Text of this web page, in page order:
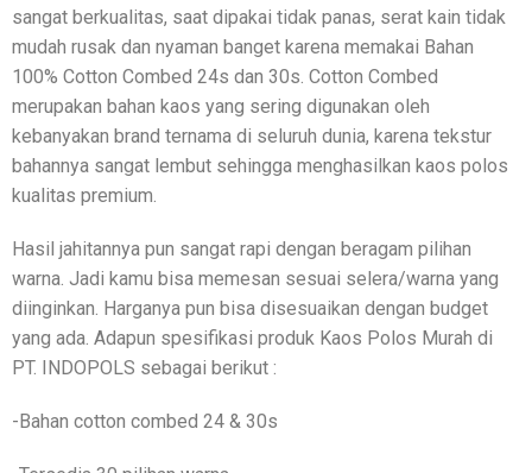
sangat berkualitas, saat dipakai tidak panas, serat kain tidak
mudah rusak dan nyaman banget karena memakai Bahan
100% Cotton Combed 24s dan 30s. Cotton Combed
merupakan bahan kaos yang sering digunakan oleh
kebanyakan brand ternama di seluruh dunia, karena tekstur
bahannya sangat lembut sehingga menghasilkan kaos polos
kualitas premium.
Hasil jahitannya pun sangat rapi dengan beragam pilihan
warna. Jadi kamu bisa memesan sesuai selera/warna yang
diinginkan. Harganya pun bisa disesuaikan dengan budget
yang ada. Adapun spesifikasi produk Kaos Polos Murah di
PT. INDOPOLS sebagai berikut :
-Bahan cotton combed 24 & 30s